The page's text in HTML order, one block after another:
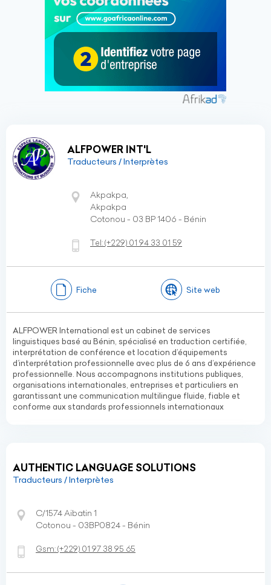
ALFPOWER INT'L
Traducteurs / Interprètes
Akpakpa,
Akpakpa
Cotonou - 03 BP 1406 - Bénin
Tel:(+229) 01 94 33 01 59
Fiche Site web
ALFPOWER International est un cabinet de services
linguistiques basé au Bénin, spécialisé en traduction certifiée,
interprétation de conférence et location d’équipements
d’interprétation professionnelle avec plus de 6 ans d’expérience
professionnelle. Nous accompagnons institutions publiques,
organisations internationales, entreprises et particuliers en
garantissant une communication multilingue fluide, fiable et
conforme aux standards professionnels internationaux
AUTHENTIC LANGUAGE SOLUTIONS
Traducteurs / Interprètes
C/1574 Aibatin 1
Cotonou - 03BP0824 - Bénin
Gsm:(+229) 01 97 38 95 65